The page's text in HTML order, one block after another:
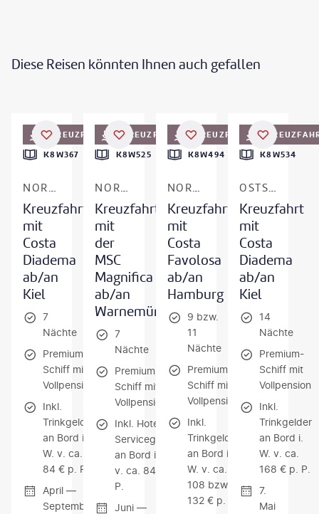
Diese Reisen könnten Ihnen auch gefallen
KREUZFAHRT
K8W367
NORWEGEN - FJORDE
Kreuzfahrt
mit
Costa
Diadema
ab/an
Kiel
7
Nächte
Premium-
Schiff mit
Vollpension
Inkl.
Trinkgelder
an Bord i.
W. v. ca.
84 € p. P.
April —
September
KREUZFAHRT
K8W525
NORWEGEN & DÄNEMARK
Kreuzfahrt
mit
der
MSC
Magnifica
ab/an
Warnemünde
7
Nächte
Premium-
Schiff mit
Vollpension
Inkl. Hotel-
Servicegebühr
an Bord i. W.
v. ca. 84 € p.
P.
Juni —
KREUZFAHRT
K8W494
NORWEGEN - FJORDE
Kreuzfahrt
mit
Costa
Favolosa
ab/an
Hamburg
9 bzw.
11
Nächte
Premium-
Schiff mit
Vollpension
Inkl.
Trinkgelder
an Bord i.
W. v. ca.
108 bzw.
132 € p. P.
K8W534
OSTSEE - SKANDINAVIEN & NORWEGEN
Kreuzfahrt
mit
Costa
Diadema
ab/an
Kiel
14
Nächte
Premium-
Schiff mit
Vollpension
Inkl.
Trinkgelder
an Bord i.
W. v. ca.
168 € p. P.
7.
Mai